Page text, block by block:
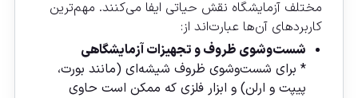
مختلف آزمایشگاه نقش حیاتی ایفا می‌کنند. مهم‌ترین
کاربردهای آن‌ها عبارت‌اند از:
شست‌وشوی ظروف و تجهیزات آزمایشگاهی
* برای شست‌وشوی ظروف شیشه‌ای (مانند بورت،
پیپت و ارلن) و ابزار فلزی که ممکن است حاوی